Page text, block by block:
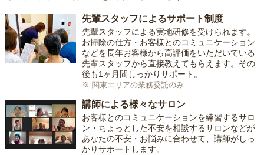
先輩スタッフによるサポート制度
先輩スタッフによる実地研修を受けられます。
お掃除の仕方・お客様とのコミュニケーション
などを長年お客様から高評価をいただいている
先輩スタッフから直接教えてもらえます。その
後も1ヶ月間しっかりサポート。
※ 関東エリアの業務委託のみ
講師による様々なサロン
お客様とのコミュニケーションを練習するサロ
ン・ちょっとした不安を相談するサロンなどが
あなたの不安・お悩みに合わせて、講師がしっ
かりサポートします。